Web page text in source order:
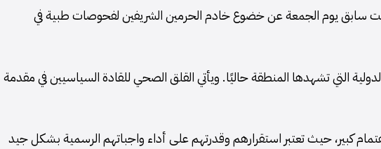
سابق يوم الجمعة عن خضوع خادم الحرمين الشريفين لفحوصات طبية في
التي تشهدها المنطقة حاليًا. ويأتي القلق الصحي للقادة السياسيين في مقدمة
كبير، حيث تعتبر استقرارهم وقدرتهم على أداء واجباتهم الرسمية بشكل جيد